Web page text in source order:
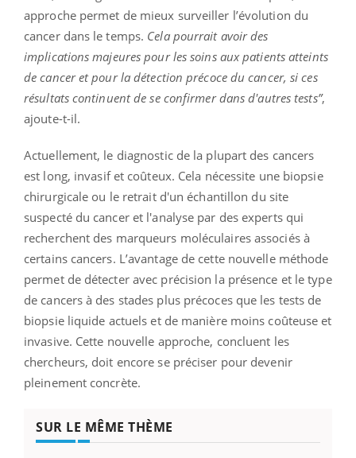
approche permet de mieux surveiller l’évolution du
cancer dans le temps. Cela pourrait avoir des
implications majeures pour les soins aux patients atteints
de cancer et pour la détection précoce du cancer, si ces
résultats continuent de se confirmer dans d'autres tests”,
ajoute-t-il.
Actuellement, le diagnostic de la plupart des cancers
est long, invasif et coûteux. Cela nécessite une biopsie
chirurgicale ou le retrait d'un échantillon du site
suspecté du cancer et l'analyse par des experts qui
recherchent des marqueurs moléculaires associés à
certains cancers. L’avantage de cette nouvelle méthode
permet de détecter avec précision la présence et le type
de cancers à des stades plus précoces que les tests de
biopsie liquide actuels et de manière moins coûteuse et
invasive. Cette nouvelle approche, concluent les
chercheurs, doit encore se préciser pour devenir
pleinement concrète.
SUR LE MÊME THÈME